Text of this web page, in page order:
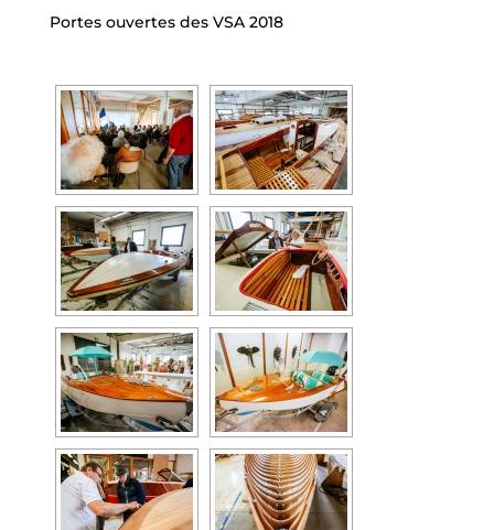
Portes ouvertes des VSA 2018